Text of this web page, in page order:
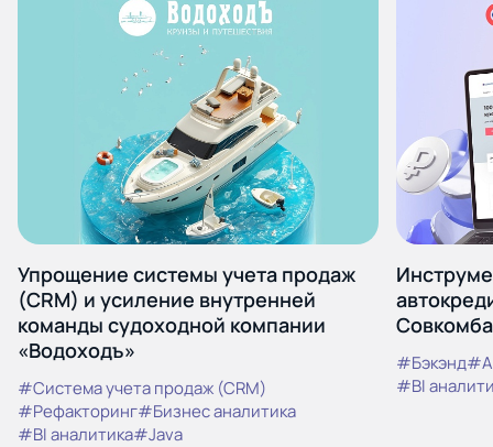
Упрощение системы учета продаж
(CRM) и усиление внутренней
команды судоходной компании
«Водоходъ»
#Система учета продаж (CRM)
#Рефакторинг#Бизнес аналитика
#BI аналитика#Java
#Бэкэнд
#BI